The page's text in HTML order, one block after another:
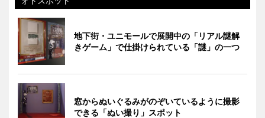
地下街・ユニモールで展開中の「リアル謎解
きゲーム」で仕掛けられている「謎」の一つ
窓からぬいぐるみがのぞいているように撮影
できる「ぬい撮り」スポット